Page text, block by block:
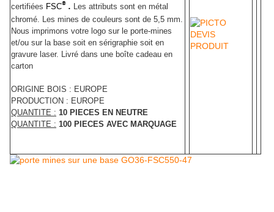
certifiées FSC®. Les attributs sont en métal
chromé. Les mines de couleurs sont de 5,5 mm.
Nous imprimons votre logo sur le porte-mines
et/ou sur la base soit en sérigraphie soit en
gravure laser. Livré dans une boîte cadeau en
carton
ORIGINE BOIS : EUROPE
PRODUCTION : EUROPE
QUANTITE : 10 PIECES EN NEUTRE
QUANTITE : 100 PIECES AVEC MARQUAGE